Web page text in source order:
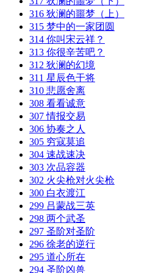
316 狄澜的噩梦（上）
315 梦中的一家团圆
314 你叫宋云祥？
313 你很辛苦吧？
312 狄澜的幻境
311 星辰色干将
310 悲愿舍离
308 看看诚意
307 情报交易
306 协奏之人
305 穷寇莫追
304 速战速决
303 次品容器
302 火尖枪对火尖枪
300 白衣渡江
299 吕蒙战三英
298 两个武圣
297 圣阶对圣阶
296 徐老的逆行
295 道心所在
294 圣阶凶兽